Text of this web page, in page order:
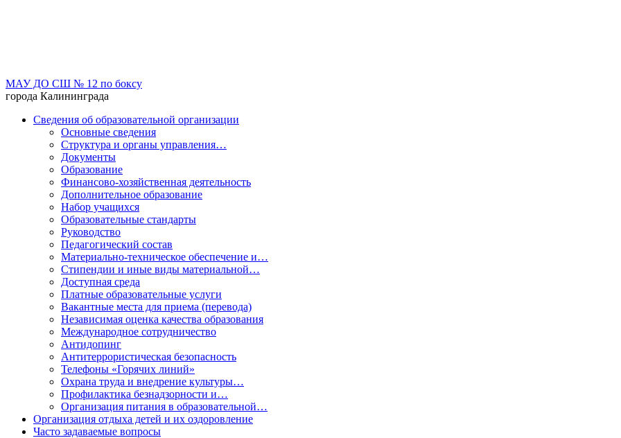
МАУ ДО СШ № 12 по боксу
города Калининграда
Сведения об образовательной организации
Основные сведения
Структура и органы управления…
Документы
Образование
Финансово-хозяйственная деятельность
Дополнительное образование
Набор учащихся
Образовательные стандарты
Руководство
Педагогический состав
Материально-техническое обеспечение и…
Стипендии и иные виды материальной…
Доступная среда
Платные образовательные услуги
Вакантные места для приема (перевода)
Независимая оценка качества образования
Международное сотрудничество
Антидопинг
Антитеррористическая безопасность
Телефоны «Горячих линий»
Охрана труда и внедрение культуры…
Профилактика безнадзорности и…
Организация питания в образовательной…
Организация отдыха детей и их оздоровление
Часто задаваемые вопросы